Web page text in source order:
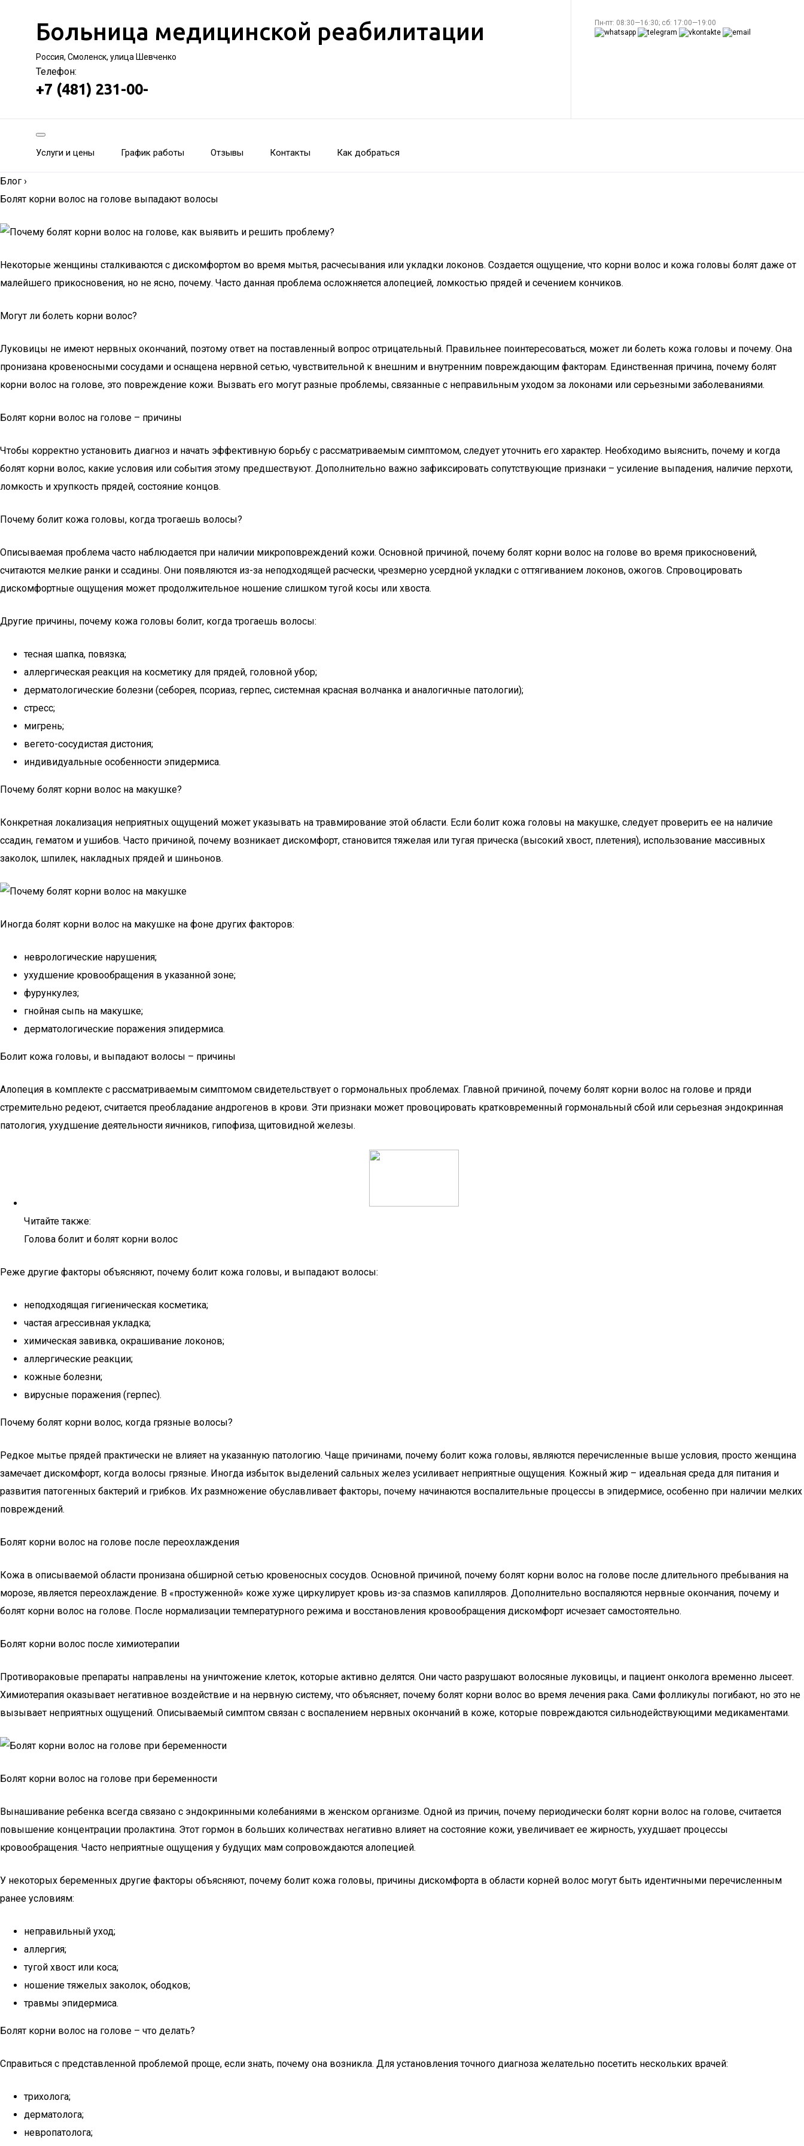
Больница медицинской реабилитации
Россия, Смоленск, улица Шевченко
Телефон:
+7 (481) 231-00-
Пн-пт: 08:30—16:30; сб: 17:00—19:00
Услуги и цены График работы Отзывы Контакты Как добраться
Блог ›
Болят корни волос на голове выпадают волосы
Некоторые женщины сталкиваются с дискомфортом во время мытья, расчесывания или укладки локонов. Создается ощущение, что корни волос и кожа головы болят даже от
малейшего прикосновения, но не ясно, почему. Часто данная проблема осложняется алопецией, ломкостью прядей и сечением кончиков.
Могут ли болеть корни волос?
Луковицы не имеют нервных окончаний, поэтому ответ на поставленный вопрос отрицательный. Правильнее поинтересоваться, может ли болеть кожа головы и почему. Она
пронизана кровеносными сосудами и оснащена нервной сетью, чувствительной к внешним и внутренним повреждающим факторам. Единственная причина, почему болят
корни волос на голове, это повреждение кожи. Вызвать его могут разные проблемы, связанные с неправильным уходом за локонами или серьезными заболеваниями.
Болят корни волос на голове – причины
Чтобы корректно установить диагноз и начать эффективную борьбу с рассматриваемым симптомом, следует уточнить его характер. Необходимо выяснить, почему и когда
болят корни волос, какие условия или события этому предшествуют. Дополнительно важно зафиксировать сопутствующие признаки – усиление выпадения, наличие перхоти,
ломкость и хрупкость прядей, состояние концов.
Почему болит кожа головы, когда трогаешь волосы?
Описываемая проблема часто наблюдается при наличии микроповреждений кожи. Основной причиной, почему болят корни волос на голове во время прикосновений,
считаются мелкие ранки и ссадины. Они появляются из-за неподходящей расчески, чрезмерно усердной укладки с оттягиванием локонов, ожогов. Спровоцировать
дискомфортные ощущения может продолжительное ношение слишком тугой косы или хвоста.
Другие причины, почему кожа головы болит, когда трогаешь волосы:
тесная шапка, повязка;
аллергическая реакция на косметику для прядей, головной убор;
дерматологические болезни (себорея, псориаз, герпес, системная красная волчанка и аналогичные патологии);
стресс;
мигрень;
вегето-сосудистая дистония;
индивидуальные особенности эпидермиса.
Почему болят корни волос на макушке?
Конкретная локализация неприятных ощущений может указывать на травмирование этой области. Если болит кожа головы на макушке, следует проверить ее на наличие
ссадин, гематом и ушибов. Часто причиной, почему возникает дискомфорт, становится тяжелая или тугая прическа (высокий хвост, плетения), использование массивных
заколок, шпилек, накладных прядей и шиньонов.
Иногда болят корни волос на макушке на фоне других факторов:
неврологические нарушения;
ухудшение кровообращения в указанной зоне;
фурункулез;
гнойная сыпь на макушке;
дерматологические поражения эпидермиса.
Болит кожа головы, и выпадают волосы – причины
Алопеция в комплекте с рассматриваемым симптомом свидетельствует о гормональных проблемах. Главной причиной, почему болят корни волос на голове и пряди
стремительно редеют, считается преобладание андрогенов в крови. Эти признаки может провоцировать кратковременный гормональный сбой или серьезная эндокринная
патология, ухудшение деятельности яичников, гипофиза, щитовидной железы.
Читайте также:
Голова болит и болят корни волос
Реже другие факторы объясняют, почему болит кожа головы, и выпадают волосы:
неподходящая гигиеническая косметика;
частая агрессивная укладка;
химическая завивка, окрашивание локонов;
аллергические реакции;
кожные болезни;
вирусные поражения (герпес).
Почему болят корни волос, когда грязные волосы?
Редкое мытье прядей практически не влияет на указанную патологию. Чаще причинами, почему болит кожа головы, являются перечисленные выше условия, просто женщина
замечает дискомфорт, когда волосы грязные. Иногда избыток выделений сальных желез усиливает неприятные ощущения. Кожный жир – идеальная среда для питания и
развития патогенных бактерий и грибков. Их размножение обуславливает факторы, почему начинаются воспалительные процессы в эпидермисе, особенно при наличии мелких
повреждений.
Болят корни волос на голове после переохлаждения
Кожа в описываемой области пронизана обширной сетью кровеносных сосудов. Основной причиной, почему болят корни волос на голове после длительного пребывания на
морозе, является переохлаждение. В «простуженной» коже хуже циркулирует кровь из-за спазмов капилляров. Дополнительно воспаляются нервные окончания, почему и
болят корни волос на голове. После нормализации температурного режима и восстановления кровообращения дискомфорт исчезает самостоятельно.
Болят корни волос после химиотерапии
Противораковые препараты направлены на уничтожение клеток, которые активно делятся. Они часто разрушают волосяные луковицы, и пациент онколога временно лысеет.
Химиотерапия оказывает негативное воздействие и на нервную систему, что объясняет, почему болят корни волос во время лечения рака. Сами фолликулы погибают, но это не
вызывает неприятных ощущений. Описываемый симптом связан с воспалением нервных окончаний в коже, которые повреждаются сильнодействующими медикаментами.
Болят корни волос на голове при беременности
Вынашивание ребенка всегда связано с эндокринными колебаниями в женском организме. Одной из причин, почему периодически болят корни волос на голове, считается
повышение концентрации пролактина. Этот гормон в больших количествах негативно влияет на состояние кожи, увеличивает ее жирность, ухудшает процессы
кровообращения. Часто неприятные ощущения у будущих мам сопровождаются алопецией.
У некоторых беременных другие факторы объясняют, почему болит кожа головы, причины дискомфорта в области корней волос могут быть идентичными перечисленным
ранее условиям:
неправильный уход;
аллергия;
тугой хвост или коса;
ношение тяжелых заколок, ободков;
травмы эпидермиса.
Болят корни волос на голове – что делать?
Справиться с представленной проблемой проще, если знать, почему она возникла. Для установления точного диагноза желательно посетить нескольких врачей:
трихолога;
дерматолога;
невропатолога;